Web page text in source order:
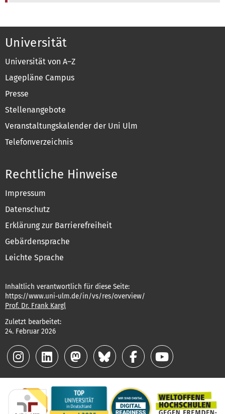
Universität
Universität von A–Z
Lagepläne Campus
Presse
Stellenangebote
Veranstaltungskalender der Uni Ulm
Telefonverzeichnis
Rechtliche Hinweise
Impressum
Datenschutz
Erklärung zur Barrierefreiheit
Gebärdensprache
Leichte Sprache
Inhaltlich verantwortlich für diese Seite:
https://www.uni-ulm.de/in/vs/res/overview/
Prof. Dr. Frank Kargl
Zuletzt bearbeitet:
24. Februar 2026